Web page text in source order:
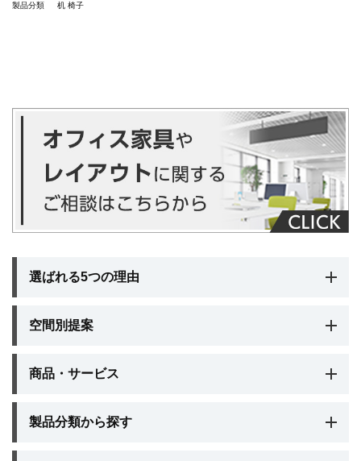
製品分類
机 椅子
選ばれる5つの理由
空間別提案
商品・サービス
製品分類から探す